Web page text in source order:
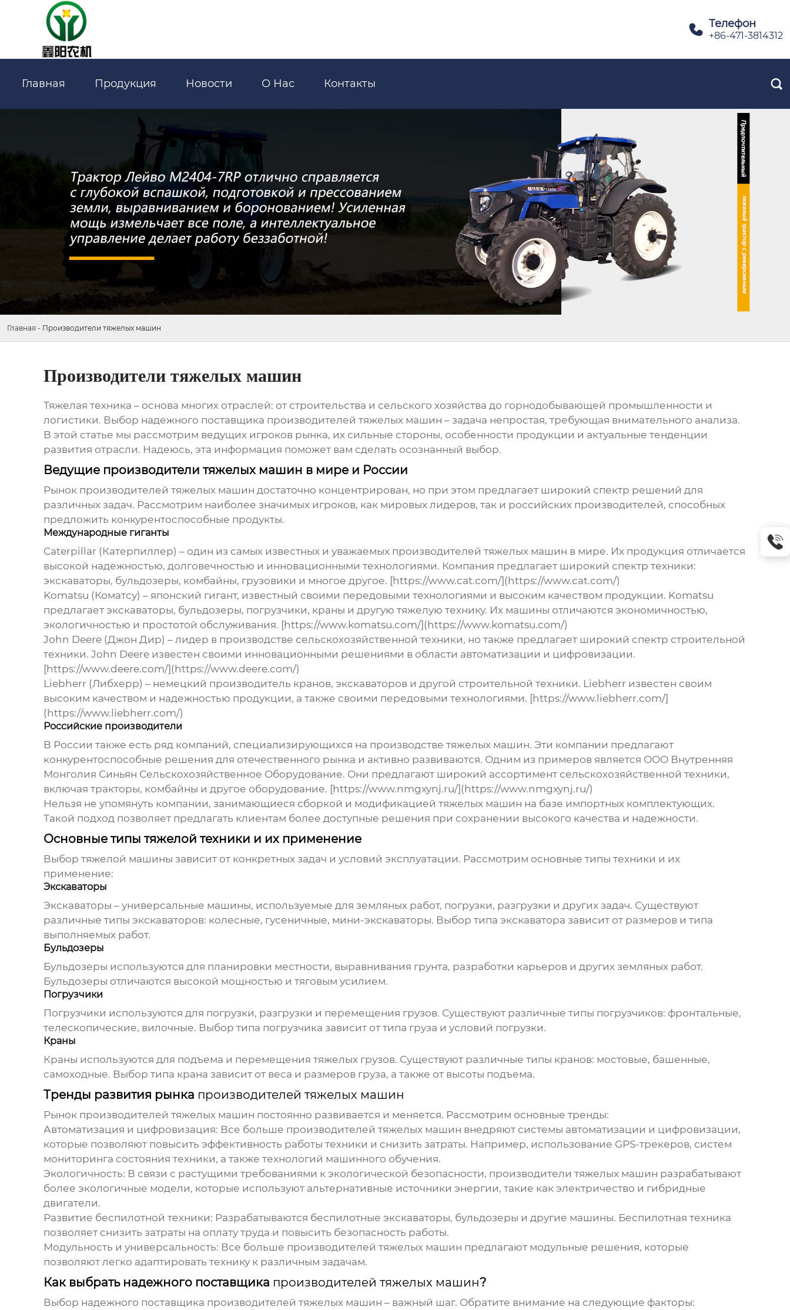
 Телефон
+86-471-3814312
Главная Продукция Новости О Нас Контакты 
Главная - Производители тяжелых машин
Производители тяжелых машин
Тяжелая техника – основа многих отраслей: от строительства и сельского хозяйства до горнодобывающей промышленности и
логистики. Выбор надежного поставщика производителей тяжелых машин – задача непростая, требующая внимательного анализа.
В этой статье мы рассмотрим ведущих игроков рынка, их сильные стороны, особенности продукции и актуальные тенденции
развития отрасли. Надеюсь, эта информация поможет вам сделать осознанный выбор.
Ведущие производители тяжелых машин в мире и России
Рынок производителей тяжелых машин достаточно концентрирован, но при этом предлагает широкий спектр решений для
различных задач. Рассмотрим наиболее значимых игроков, как мировых лидеров, так и российских производителей, способных
предложить конкурентоспособные продукты.
Международные гиганты
Caterpillar (Катерпиллер) – один из самых известных и уважаемых производителей тяжелых машин в мире. Их продукция отличается
высокой надежностью, долговечностью и инновационными технологиями. Компания предлагает широкий спектр техники:
экскаваторы, бульдозеры, комбайны, грузовики и многое другое. [https://www.cat.com/](https://www.cat.com/)
Komatsu (Коматсу) – японский гигант, известный своими передовыми технологиями и высоким качеством продукции. Komatsu
предлагает экскаваторы, бульдозеры, погрузчики, краны и другую тяжелую технику. Их машины отличаются экономичностью,
экологичностью и простотой обслуживания. [https://www.komatsu.com/](https://www.komatsu.com/)
John Deere (Джон Дир) – лидер в производстве сельскохозяйственной техники, но также предлагает широкий спектр строительной
техники. John Deere известен своими инновационными решениями в области автоматизации и цифровизации.
[https://www.deere.com/](https://www.deere.com/)
Liebherr (Либхерр) – немецкий производитель кранов, экскаваторов и другой строительной техники. Liebherr известен своим
высоким качеством и надежностью продукции, а также своими передовыми технологиями. [https://www.liebherr.com/]
(https://www.liebherr.com/)
Российские производители
В России также есть ряд компаний, специализирующихся на производстве тяжелых машин. Эти компании предлагают
конкурентоспособные решения для отечественного рынка и активно развиваются. Одним из примеров является ООО Внутренняя
Монголия Синьян Сельскохозяйственное Оборудование. Они предлагают широкий ассортимент сельскохозяйственной техники,
включая тракторы, комбайны и другое оборудование. [https://www.nmgxynj.ru/](https://www.nmgxynj.ru/)
Нельзя не упомянуть компании, занимающиеся сборкой и модификацией тяжелых машин на базе импортных комплектующих.
Такой подход позволяет предлагать клиентам более доступные решения при сохранении высокого качества и надежности.
Основные типы тяжелой техники и их применение
Выбор тяжелой машины зависит от конкретных задач и условий эксплуатации. Рассмотрим основные типы техники и их
применение:
Экскаваторы
Экскаваторы – универсальные машины, используемые для земляных работ, погрузки, разгрузки и других задач. Существуют
различные типы экскаваторов: колесные, гусеничные, мини-экскаваторы. Выбор типа экскаватора зависит от размеров и типа
выполняемых работ.
Бульдозеры
Бульдозеры используются для планировки местности, выравнивания грунта, разработки карьеров и других земляных работ.
Бульдозеры отличаются высокой мощностью и тяговым усилием.
Погрузчики
Погрузчики используются для погрузки, разгрузки и перемещения грузов. Существуют различные типы погрузчиков: фронтальные,
телескопические, вилочные. Выбор типа погрузчика зависит от типа груза и условий погрузки.
Краны
Краны используются для подъема и перемещения тяжелых грузов. Существуют различные типы кранов: мостовые, башенные,
самоходные. Выбор типа крана зависит от веса и размеров груза, а также от высоты подъема.
Тренды развития рынка производителей тяжелых машин
Рынок производителей тяжелых машин постоянно развивается и меняется. Рассмотрим основные тренды:
Автоматизация и цифровизация: Все больше производителей тяжелых машин внедряют системы автоматизации и цифровизации,
которые позволяют повысить эффективность работы техники и снизить затраты. Например, использование GPS-трекеров, систем
мониторинга состояния техники, а также технологий машинного обучения.
Экологичность: В связи с растущими требованиями к экологической безопасности, производители тяжелых машин разрабатывают
более экологичные модели, которые используют альтернативные источники энергии, такие как электричество и гибридные
двигатели.
Развитие беспилотной техники: Разрабатываются беспилотные экскаваторы, бульдозеры и другие машины. Беспилотная техника
позволяет снизить затраты на оплату труда и повысить безопасность работы.
Модульность и универсальность: Все больше производителей тяжелых машин предлагают модульные решения, которые
позволяют легко адаптировать технику к различным задачам.
Как выбрать надежного поставщика производителей тяжелых машин?
Выбор надежного поставщика производителей тяжелых машин – важный шаг. Обратите внимание на следующие факторы: